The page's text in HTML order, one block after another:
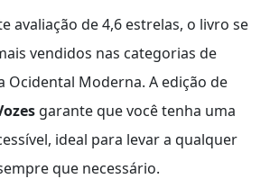
avaliação de 4,6 estrelas, o livro se
vendidos nas categorias de
Ocidental Moderna. A edição de
garante que você tenha uma
ideal para levar a qualquer
que necessário.